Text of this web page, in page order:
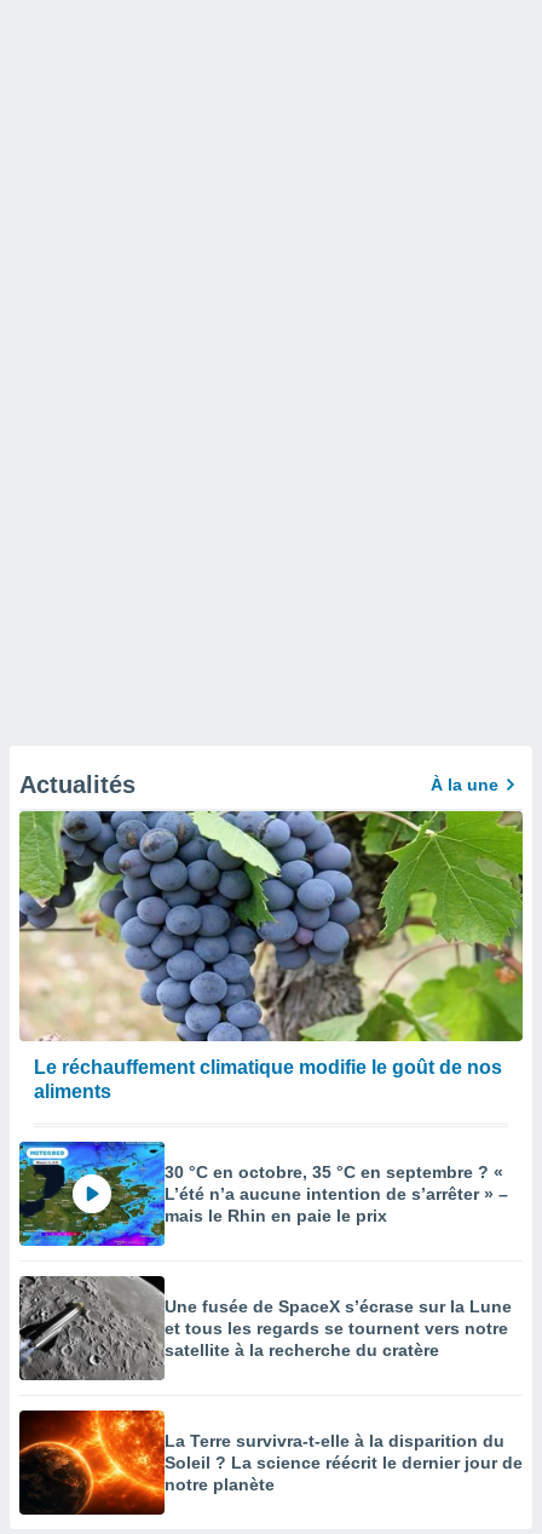
Actualités À la une
Le réchauffement climatique modifie le goût de nos
aliments
30 °C en octobre, 35 °C en septembre ? «
L’été n’a aucune intention de s’arrêter » –
mais le Rhin en paie le prix
Une fusée de SpaceX s’écrase sur la Lune
et tous les regards se tournent vers notre
satellite à la recherche du cratère
La Terre survivra-t-elle à la disparition du
Soleil ? La science réécrit le dernier jour de
notre planète